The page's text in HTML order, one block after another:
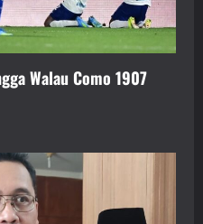
Walau Como 1907